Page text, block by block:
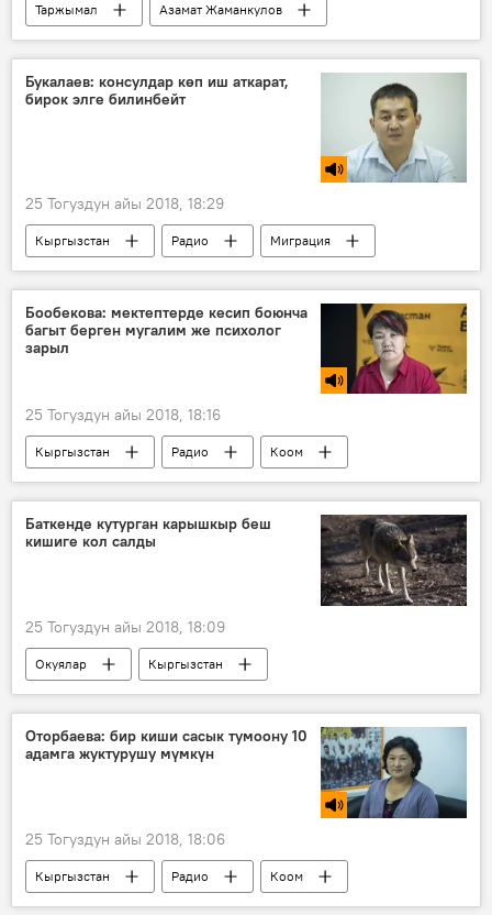
Таржымал
Азамат Жаманкулов
Өмүр баяны
Букалаев: консулдар көп иш аткарат,
бирок элге билинбейт
25 Тогуздун айы 2018, 18:29
Кыргызстан Радио
Миграция
Алмаз Букалаев
консулдук
байланыш
Бообекова: мектептерде кесип боюнча
багыт берген мугалим же психолог
зарыл
25 Тогуздун айы 2018, 18:16
Кыргызстан Радио
Коом
психология
бала ийгилик
Баткенде кутурган карышкыр беш
кишиге кол салды
25 Тогуздун айы 2018, 18:09
Окуялар
Кыргызстан
Жаңылыктар
Баткен облусу
карышкыр
Оторбаева: бир киши сасык тумоону 10
адамга жуктурушу мүмкүн
25 Тогуздун айы 2018, 18:06
Кыргызстан Радио
Коом
сасык тумоо
оору медицина